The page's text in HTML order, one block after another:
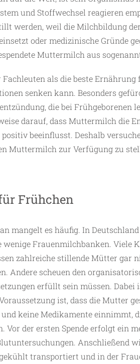
und Stoffwechsel reagieren
werden, weil die Milchbildung
oder medizinische Gründe
Muttermilch aus
als die beste Ernährung
senken kann. Besonders
die bei Frühgeborenen
darauf, dass Muttermilch die
beeinflusst. Deshalb
Muttermilch zur Verfügung zu
Frühchen
mangelt es häufig. In
wenige Frauenmilchbanken. Viele
zahlreiche stillende Mütter gar
Andere scheuen den
erfüllt sein müssen. Dabei
ist, dass die Mutter
keine Medikamente einnimmt,
Vor der ersten Spende erfolgt ein
Anschließend
transportiert und in der